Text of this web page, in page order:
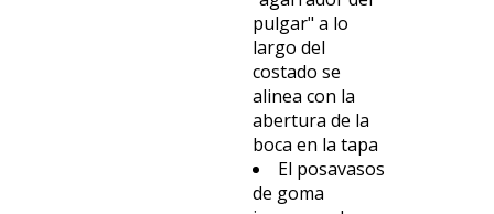
pulgar" a lo
largo del
costado se
alinea con la
abertura de la
boca en la tapa
El posavasos
de goma